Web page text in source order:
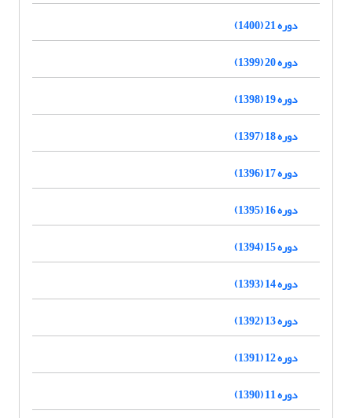
دوره 21 (1400)
دوره 20 (1399)
دوره 19 (1398)
دوره 18 (1397)
دوره 17 (1396)
دوره 16 (1395)
دوره 15 (1394)
دوره 14 (1393)
دوره 13 (1392)
دوره 12 (1391)
دوره 11 (1390)